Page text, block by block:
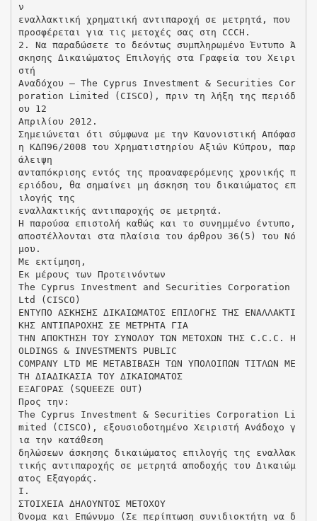
ν
εναλλακτική χρηματική αντιπαροχή σε μετρητά, που
προσφέρεται για τις μετοχές σας στη CCCH.
2. Να παραδώσετε το δεόντως συμπληρωμένο Έντυπο Ά
σκησης Δικαιώματος Επιλογής στα Γραφεία του Χειρι
στή
Αναδόχου – Τhe Cyprus Investment & Securities Cor
poration Limited (CISCO), πριν τη λήξη της περιόδ
ου 12
Απριλίου 2012.
Σημειώνεται ότι σύμφωνα με την Κανονιστική Απόφασ
η ΚΔΠ96/2008 του Χρηματιστηρίου Αξιών Κύπρου, παρ
άλειψη
ανταπόκρισης εντός της προαναφερόμενης χρονικής π
εριόδου, θα σημαίνει μη άσκηση του δικαιώματος επ
ιλογής της
εναλλακτικής αντιπαροχής σε μετρητά.
Η παρούσα επιστολή καθώς και το συνημμένο έντυπο,
αποστέλλονται στα πλαίσια του άρθρου 36(5) του Νό
μου.
Με εκτίμηση,
Εκ μέρους των Προτεινόντων
The Cyprus Investment and Securities Corporation
Ltd (CISCO)
ΕΝΤΥΠΟ ΑΣΚΗΣΗΣ ΔΙΚΑΙΩΜΑΤΟΣ ΕΠΙΛΟΓΗΣ ΤΗΣ ΕΝΑΛΛΑΚΤΙ
ΚΗΣ ΑΝΤΙΠΑΡΟΧΗΣ ΣΕ ΜΕΤΡΗΤΑ ΓΙΑ
ΤΗΝ ΑΠΟΚΤΗΣΗ ΤΟΥ ΣΥΝΟΛΟΥ ΤΩΝ ΜΕΤΟΧΩΝ ΤΗΣ C.C.C. H
OLDINGS & INVESTMENTS PUBLIC
COMPANY LTD ΜΕ ΜΕΤΑΒΙΒΑΣΗ ΤΩΝ ΥΠΟΛΟΙΠΩΝ ΤΙΤΛΩΝ ΜΕ
ΤΗ ΔΙΑΔΙΚΑΣΙΑ ΤΟΥ ΔΙΚΑΙΩΜΑΤΟΣ
ΕΞΑΓΟΡΑΣ (SQUEEZE OUT)
Προς την:
Τhe Cyprus Investment & Securities Corporation Li
mited (CISCO), εξουσιοδοτημένο Χειριστή Ανάδοχο γ
ια την κατάθεση
δηλώσεων άσκησης δικαιώματος επιλογής της εναλλακ
τικής αντιπαροχής σε μετρητά αποδοχής του Δικαιώμ
ατος Εξαγοράς.
Ι.
ΣΤΟΙΧΕΙΑ ΔΗΛΟΥΝΤΟΣ ΜΕΤΟΧΟΥ
Όνομα και Επώνυμο (Σε περίπτωση συνιδιοκτήτη να δ